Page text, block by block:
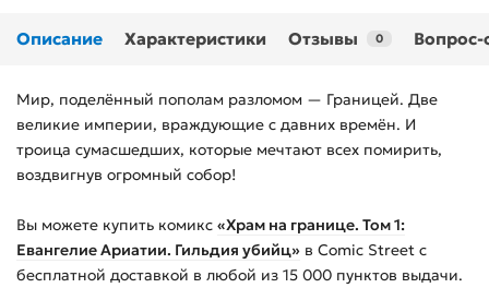
Описание Характеристики Отзывы 0 Вопрос-
Мир, поделённый пополам разломом — Границей. Две
великие империи, враждующие с давних времён. И
троица сумасшедших, которые мечтают всех помирить,
воздвигнув огромный собор!
Вы можете купить комикс «Храм на границе. Том 1:
Евангелие Ариатии. Гильдия убийц» в Comic Street с
бесплатной доставкой в любой из 15 000 пунктов выдачи.